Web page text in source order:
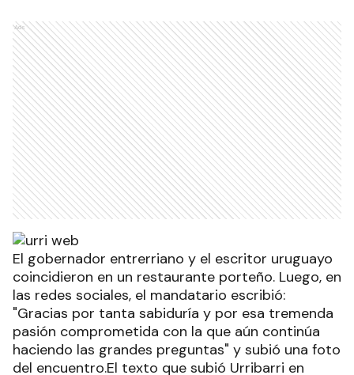
Ads
El gobernador entrerriano y el escritor uruguayo
coincidieron en un restaurante porteño. Luego, en
las redes sociales, el mandatario escribió:
"Gracias por tanta sabiduría y por esa tremenda
pasión comprometida con la que aún continúa
haciendo las grandes preguntas" y subió una foto
del encuentro.El texto que subió Urribarri en